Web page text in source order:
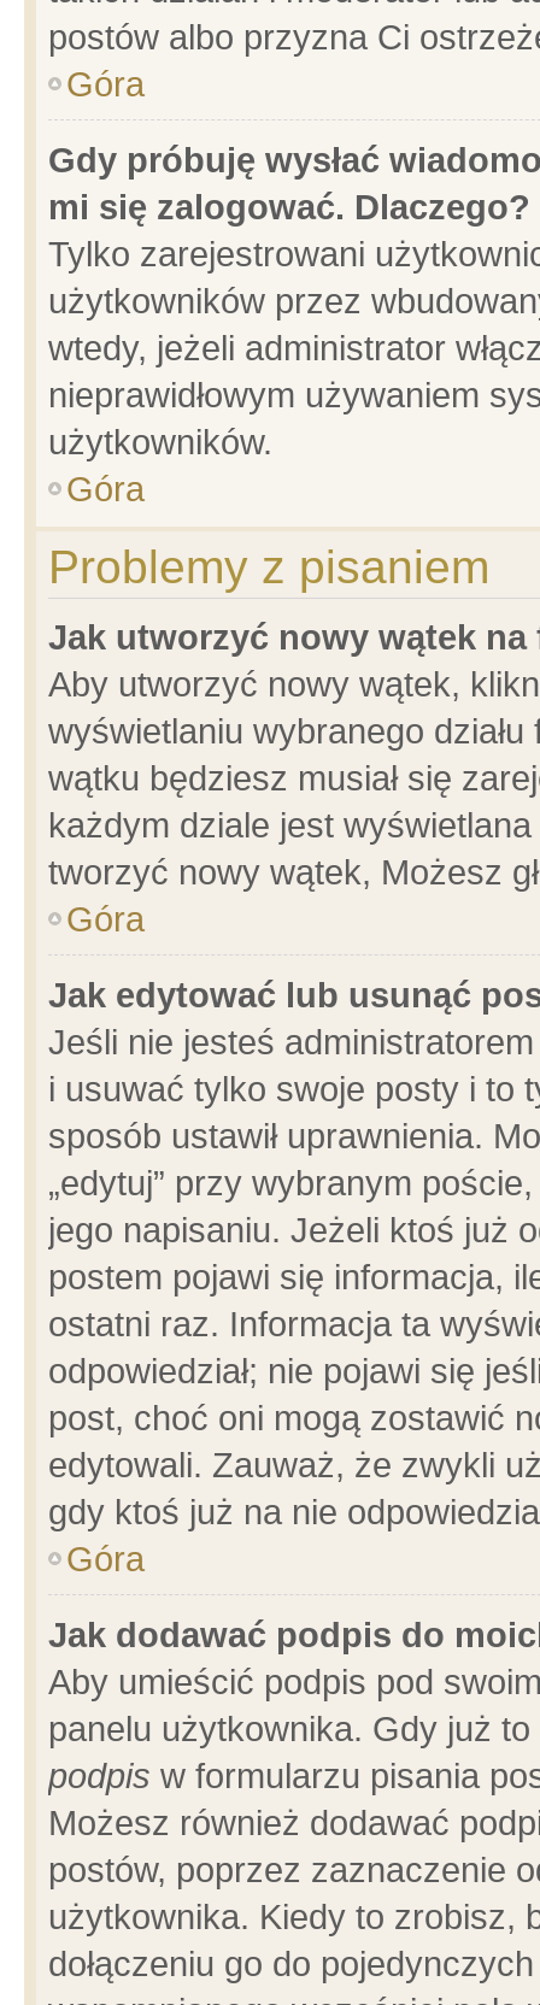
postów albo przyzna Ci
Góra
Gdy próbuję wysłać
mi się zalogować. Dlaczego?
Tylko zarejestrowani
użytkowników przez
wtedy, jeżeli administrator
nieprawidłowym używaniem
użytkowników.
Góra
Problemy z pisaniem
Jak utworzyć nowy wątek na
Aby utworzyć nowy wątek,
wyświetlaniu wybranego
wątku będziesz musiał się
każdym dziale jest
tworzyć nowy wątek, Możesz
Góra
Jak edytować lub usunąć
Jeśli nie jesteś
i usuwać tylko swoje posty i to
sposób ustawił uprawnienia.
„edytuj” przy wybranym
jego napisaniu. Jeżeli ktoś już
postem pojawi się informacja,
ostatni raz. Informacja ta
odpowiedział; nie pojawi się
post, choć oni mogą zostawić
edytowali. Zauważ, że zwykli
gdy ktoś już na nie
Góra
Jak dodawać podpis do
Aby umieścić podpis pod
panelu użytkownika. Gdy już
podpis w formularzu pisania
Możesz również dodawać
postów, poprzez zaznaczenie
użytkownika. Kiedy to zrobisz,
dołączeniu go do